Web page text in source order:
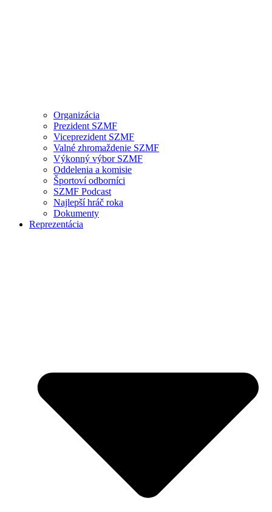
Organizácia
Prezident SZMF
Viceprezident SZMF
Valné zhromaždenie SZMF
Výkonný výbor SZMF
Oddelenia a komisie
Športoví odborníci
SZMF Podcast
Najlepší hráč roka
Dokumenty
Reprezentácia